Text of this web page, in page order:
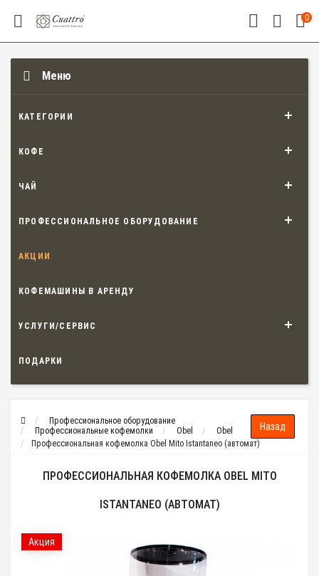
0
Меню
КАТЕГОРИИ
КОФЕ
ЧАЙ
ПРОФЕССИОНАЛЬНОЕ ОБОРУДОВАНИЕ
АКЦИИ
КОФЕМАШИНЫ В АРЕНДУ
УСЛУГИ/СЕРВИС
ПОДАРКИ
Профессиональное оборудование
Профессиональные кофемолки
Obel
Obel
Профессиональная кофемолка Obel Mito Istantaneo (автомат)
ПРОФЕССИОНАЛЬНАЯ КОФЕМОЛКА OBEL MITO
ISTANTANEO (АВТОМАТ)
Акция